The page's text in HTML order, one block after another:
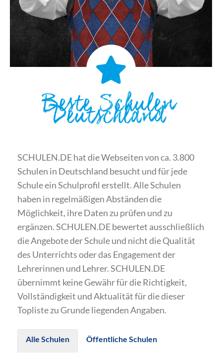
Beste Schulen
Deutschland
SCHULEN.DE hat die Webseiten von ca. 3.800
Schulen in Deutschland besucht und für jede
Schule ein Schulprofil erstellt. Alle Schulen
haben in regelmäßigen Abständen die
Möglichkeit, ihre Daten zu prüfen und zu
ergänzen. SCHULEN.DE bewertet ausschließlich
die Angebote der Schule und nicht die Qualität
des Unterrichts oder das Engagement der
Lehrerinnen und Lehrer. SCHULEN.DE
übernimmt keine Gewähr für die Richtigkeit,
Vollständigkeit und Aktualität für die dieser
Topliste zu Grunde liegenden Angaben.
Alle Schulen Öffentliche Schulen